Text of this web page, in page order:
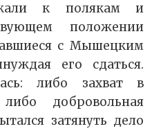
к полякам и
положении
с Мышецким
его сдаться.
либо захват в
добровольная
затянуть дело